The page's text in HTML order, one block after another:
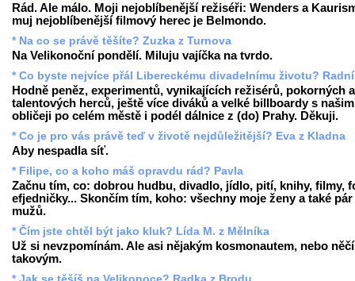
Rád. Ale málo. Moji nejoblíbenější režiséři: Wenders a
muj nejoblíbenější filmový herec je Belmondo.
* Na co se právě těšíte? Zuzka z Turnova
Na Velikonoční pondělí. Miluju vajíčka na tvrdo.
* Co byste nejvíce přál Libereckému divadelnímu životu? Radní
Hodně peněz, experimentů, vynikajících režisérů, pokorných a
talentových herců, ještě více diváků a velké billboardy s
obličeji po celém městě i podél dálnice z (do) Prahy. Děkuji.
* Co je pro vás právě teď v životě nejdůležitější? Eva z Kladna
Aby nespadla síť.
* Filipe, co a koho máš opravdu rád? Pavla
Začnu tím, co: dobrou hudbu, divadlo, jídlo, pití, knihy, filmy,
efjedničky... Skončím tím, koho: všechny moje ženy a také pár
mužů.
* Čím jste chtěl být jako kluk? Lída M. z Mělníka
Už si nevzpomínám. Ale asi nějakým kosmonautem, nebo
takovým.